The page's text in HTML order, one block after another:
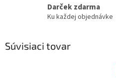
Darček zdarma
Ku každej objednávke
Súvisiaci tovar